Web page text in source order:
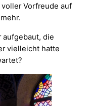
Vorfreude auf
aufgebaut, die
vielleicht hatte